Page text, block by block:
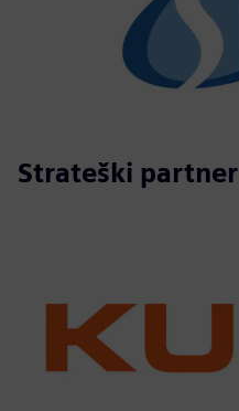
Strateški partner